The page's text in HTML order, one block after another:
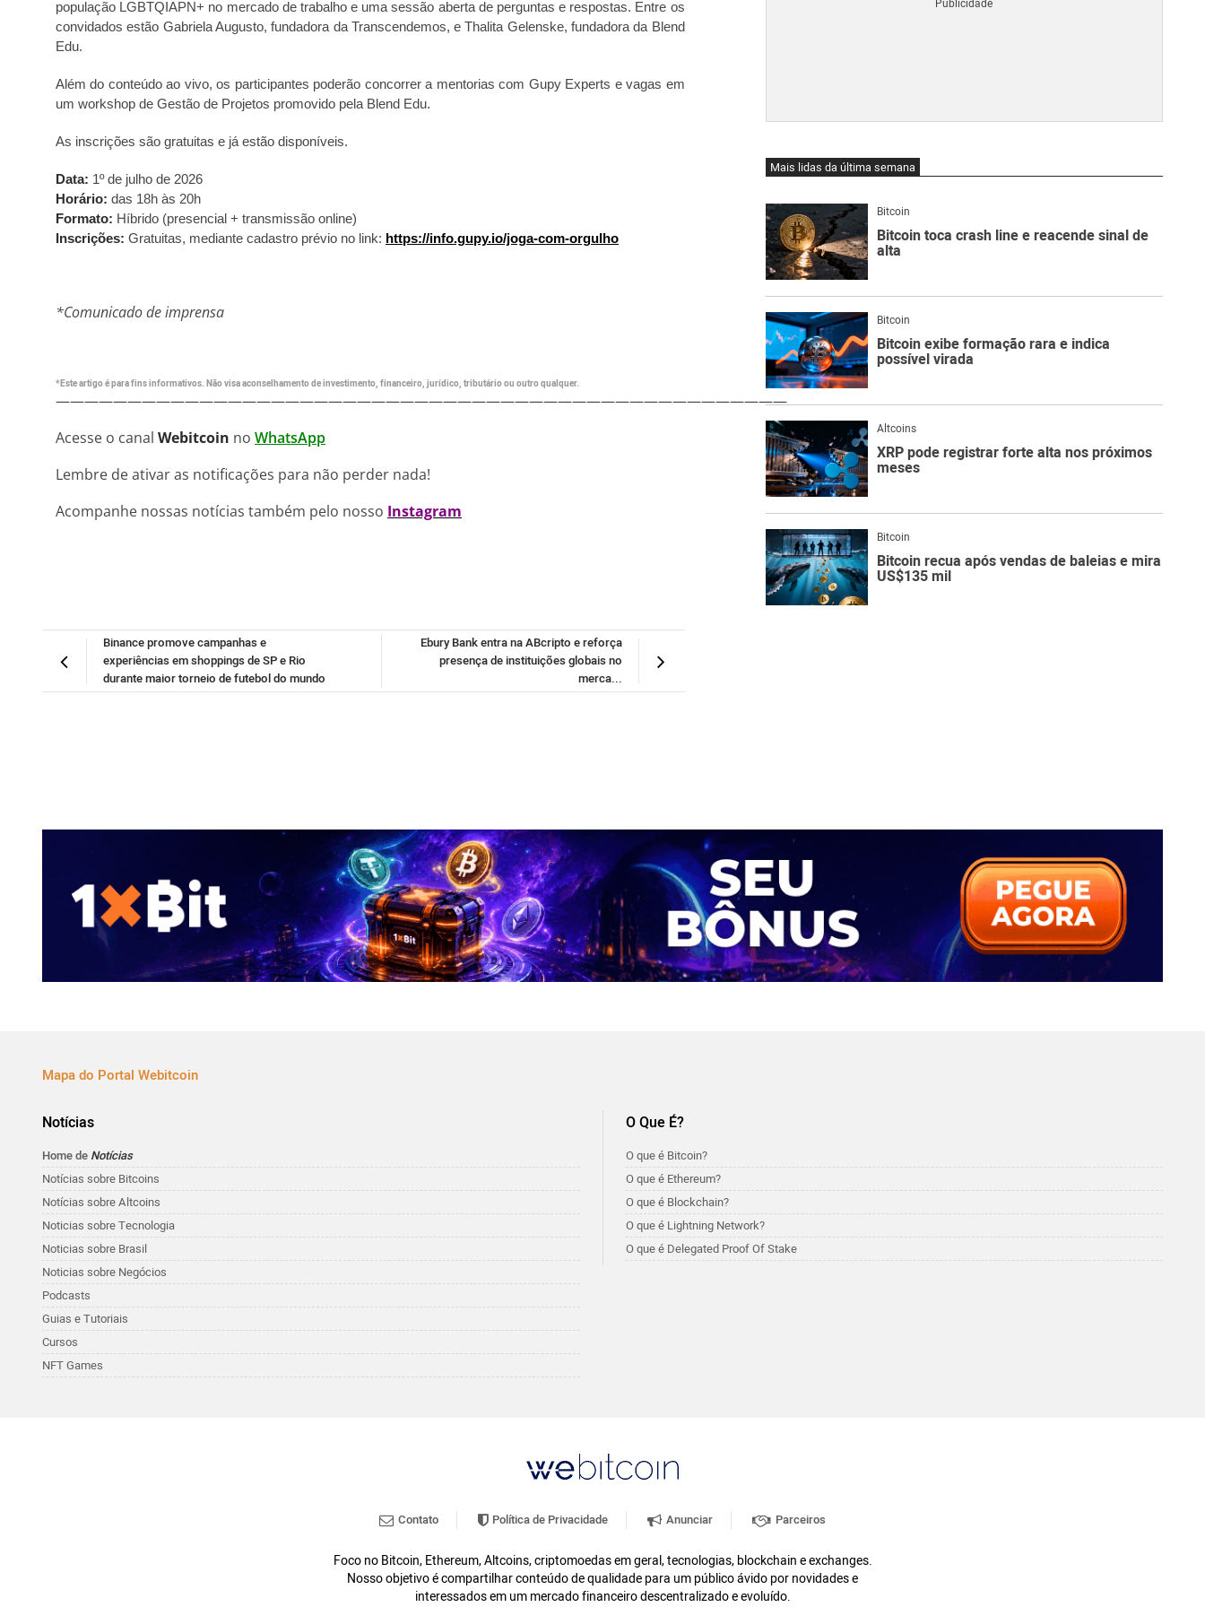
população LGBTQIAPN+ no mercado de trabalho e uma sessão aberta de perguntas e respostas. Entre os
convidados estão Gabriela Augusto, fundadora da Transcendemos, e Thalita Gelenske, fundadora da Blend
Edu.
Além do conteúdo ao vivo, os participantes poderão concorrer a mentorias com Gupy Experts e vagas em
um workshop de Gestão de Projetos promovido pela Blend Edu.
As inscrições são gratuitas e já estão disponíveis.
Data: 1º de julho de 2026
Horário: das 18h às 20h
Formato: Híbrido (presencial + transmissão online)
Inscrições: Gratuitas, mediante cadastro prévio no link: https://info.gupy.io/joga-com-orgulho
*Comunicado de imprensa
*Este artigo é para fins informativos. Não visa aconselhamento de investimento, financeiro, jurídico, tributário ou outro qualquer.
———————————————————————————————————————————————————
Acesse o canal Webitcoin no WhatsApp
Lembre de ativar as notificações para não perder nada!
Acompanhe nossas notícias também pelo nosso Instagram
Ebury Bank entra na ABcripto e reforça
presença de instituições globais no
merca...
Binance promove campanhas e
experiências em shoppings de SP e Rio
durante maior torneio de futebol do mundo
Mais lidas da última semana
Bitcoin
Bitcoin toca crash line e reacende sinal de
alta
Bitcoin
Bitcoin exibe formação rara e indica
possível virada
Altcoins
XRP pode registrar forte alta nos próximos
meses
Bitcoin
Bitcoin recua após vendas de baleias e mira
US$135 mil
Mapa do Portal Webitcoin
Notícias
Home de Notícias
Notícias sobre Bitcoins
Notícias sobre Altcoins
Noticias sobre Tecnologia
Noticias sobre Brasil
Noticias sobre Negócios
Podcasts
Guias e Tutoriais
Cursos
NFT Games
O Que É?
O que é Bitcoin?
O que é Ethereum?
O que é Blockchain?
O que é Lightning Network?
O que é Delegated Proof Of Stake
Contato Política de Privacidade Anunciar Parceiros
Foco no Bitcoin, Ethereum, Altcoins, criptomoedas em geral, tecnologias, blockchain e exchanges.
Nosso objetivo é compartilhar conteúdo de qualidade para um público ávido por novidades e
interessados em um mercado financeiro descentralizado e evoluído.